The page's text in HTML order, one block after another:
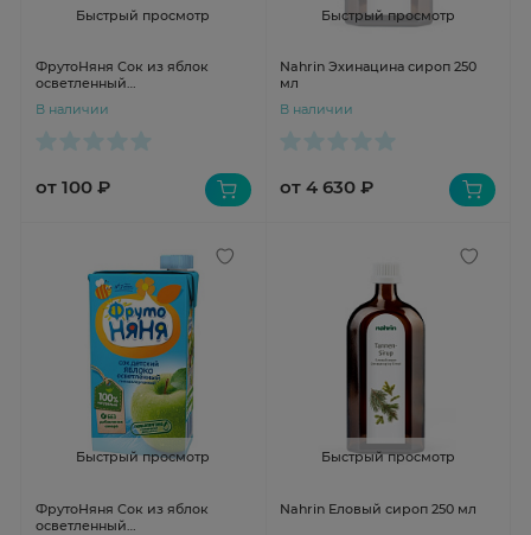
Быстрый просмотр
ФрутоНяня Сок из яблок
осветленный
В наличии
от 100 ₽
Быстрый просмотр
Nahrin Эхинацина сироп 250
мл
В наличии
от 4 630 ₽
Быстрый просмотр
ФрутоНяня Сок из яблок
осветленный
Быстрый просмотр
Nahrin Еловый сироп 250 мл